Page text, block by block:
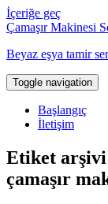
İçeriğe geç
Çamaşır Makinesi
Beyaz eşya tamir
Toggle navigation
Başlangıç
İletişim
Etiket
çamaşır